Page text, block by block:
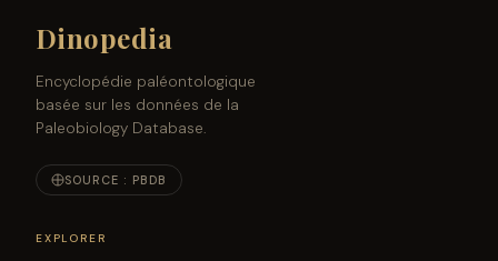
Dinopedia
Encyclopédie paléontologique
basée sur les données de la
Paleobiology Database.
SOURCE : PBDB
EXPLORER